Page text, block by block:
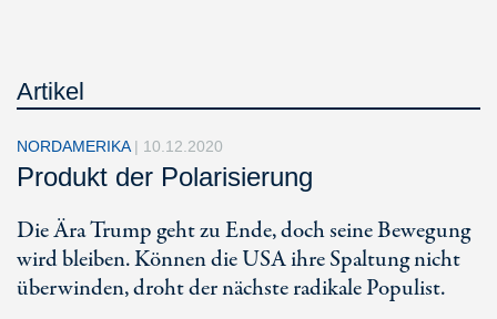
Artikel
NORDAMERIKA | 10.12.2020
Produkt der Polarisierung
Die Ära Trump geht zu Ende, doch seine Bewegung
wird bleiben. Können die USA ihre Spaltung nicht
überwinden, droht der nächste radikale Populist.